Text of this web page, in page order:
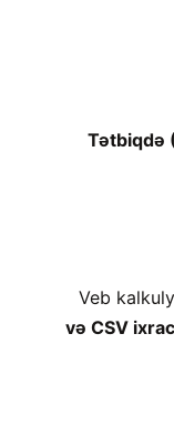
Tətbiqdə
Veb
və CSV